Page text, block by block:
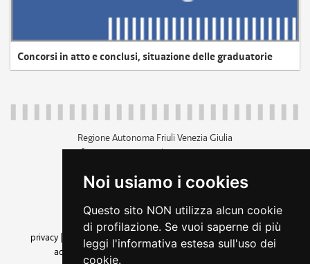
Noi usiamo i cookies
Questo sito NON utilizza alcun cookie
di profilazione. Se vuoi saperne di più
leggi l'informativa estesa sull'uso dei
cookie.
Concorsi in atto e conclusi, situazione delle graduatorie
Regione Autonoma Friuli Venezia Giulia
c.f. 80014930327; p.iva 00526040324
+39 040 3771111
amministrazione trasparente
privacy
cookie |note legali accessibilità
dichiarazione di
accessibilità| feedback cambio preferenze cookie